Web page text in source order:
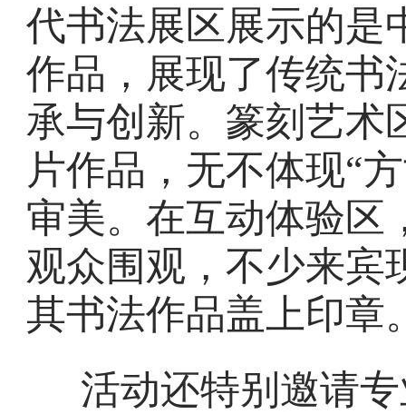
代书法展区展示的是
作品，展现了传统书
承与创新。篆刻艺术
片作品，无不体现“
审美。在互动体验区
观众围观，不少来宾
其书法作品盖上印章
活动还特别邀请